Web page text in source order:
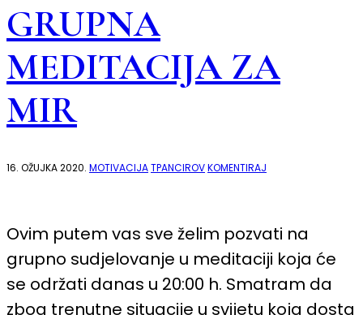
GRUPNA
MEDITACIJA ZA
MIR
16. OŽUJKA 2020. MOTIVACIJATPANCIROVKOMENTIRAJ
Ovim putem vas sve želim pozvati na
grupno sudjelovanje u meditaciji koja će
se održati danas u 20:00 h. Smatram da
zbog trenutne situacije u svijetu koja dosta